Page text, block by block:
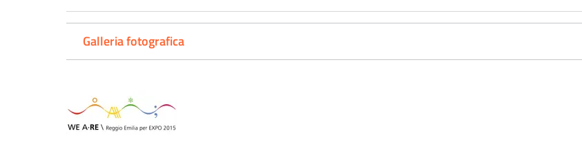
Galleria fotografica